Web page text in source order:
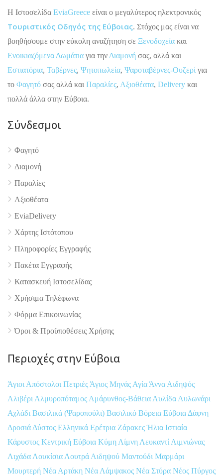
H Ιστοσελίδα EviaGreece είναι ο μεγαλύτερος ηλεκτρονικός
Τουριστικός Οδηγός της Εύβοιας. Στόχος μας είναι να
βοηθήσουμε στην εύκολη αναζήτηση σε Ξενοδοχεία και
Ενοικιαζόμενα Δωμάτια για την Διαμονή σας, αλλά και
Εστιατόρια, Ταβέρνες, Ψητοπωλεία, Ψαροταβέρνες-Ουζερί για
το Φαγητό σας αλλά και Παραλίες, Αξιοθέατα, Delivery και
πολλά άλλα στην Εύβοια.
Σύνδεσμοι
Φαγητό
Διαμονή
Παραλίες
Αξιοθέατα
EviaDelivery
Χάρτης Ιστότοπου
Πληροφορίες Εγγραφής
Πακέτα Εγγραφής
Κατασκευή Ιστοσελίδας
Χρήσιμα Τηλέφωνα
Φόρμα Επικοινωνίας
Όροι & Προϋποθέσεις Xρήσης
Περιοχές στην Εύβοια
Άγιοι Απόστολοι Πετριές Άγιος Μηνάς Αγία Άννα Αιδηψός
Αλιβέρι Αλμυροπόταμος Αμάρυνθος-Βάθεια Αυλίδα Αυλωνάρι
Αχλάδι Βασιλικά (Ψαροπούλι) Βασιλικό Βόρεια Εύβοια Δάφνη
Δροσιά Δύστος Ελληνικά Ερέτρια ΖάρακεςΉλια Ιστιαία
Κάρυστος Κεντρική Εύβοια Κύμη Λίμνη Λευκαντί Λιμνιώνας
Λιχάδα Λουκίσια Λουτρά Αιδηψού Μαντούδι Μαρμάρι
Μουρτερή Νέα Αρτάκη Νέα Λάμψακος Νέα Στύρα Νέος Πύργος